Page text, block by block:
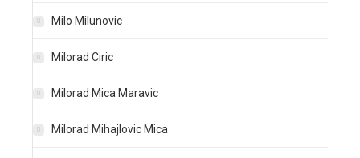
Milo Milunovic
Milorad Ciric
Milorad Mica Maravic
Milorad Mihajlovic Mica